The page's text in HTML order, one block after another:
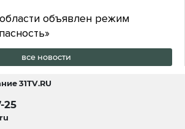
объявлен режим
все новости
31TV.RU
25